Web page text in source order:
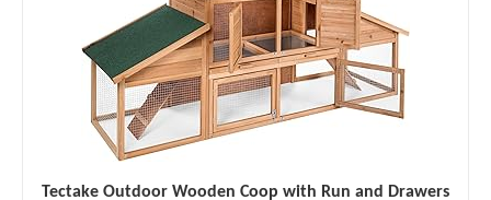
Tectake Outdoor Wooden Coop with Run and Drawers